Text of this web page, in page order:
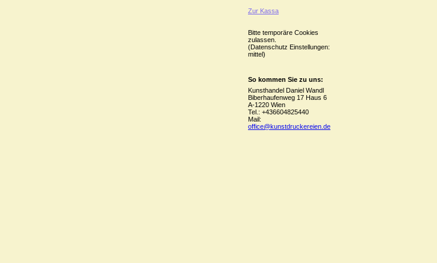
Zur Kassa
Bitte temporäre Cookies
zulassen.
(Datenschutz Einstellungen:
mittel)
So kommen Sie zu uns:
Kunsthandel Daniel Wandl
Biberhaufenweg 17 Haus 6
A-1220 Wien
Tel.: +436604825440
Mail:
office@kunstdruckereien.de